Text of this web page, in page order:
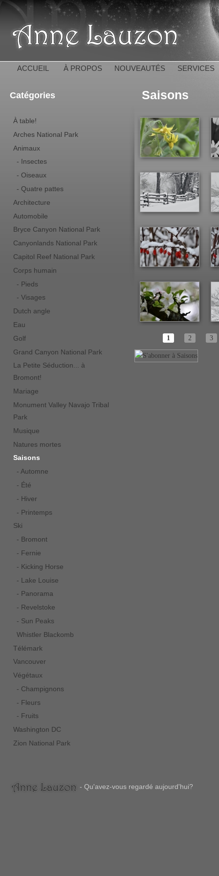
Anne
ACCUEIL À PROPOS NOUVEAUTÉS SERVICES
Catégories
À table!
Arches National Park
Animaux
- Insectes
- Oiseaux
- Quatre pattes
Architecture
Automobile
Bryce Canyon National Park
Canyonlands National Park
Capitol Reef National Park
Corps humain
- Pieds
- Visages
Dutch angle
Eau
Golf
Grand Canyon National Park
La Petite Séduction... à
Bromont!
Mariage
Monument Valley Navajo Tribal
Park
Musique
Natures mortes
Saisons
- Automne
- Été
- Hiver
- Printemps
Ski
- Bromont
- Fernie
- Kicking Horse
- Lake Louise
- Panorama
- Revelstoke
- Sun Peaks
Whistler Blackomb
Télémark
Vancouver
Végétaux
- Champignons
- Fleurs
- Fruits
Washington DC
Zion National Park
Saisons
Pages1 2 3
- Qu'avez-vous regardé aujourd'hui?